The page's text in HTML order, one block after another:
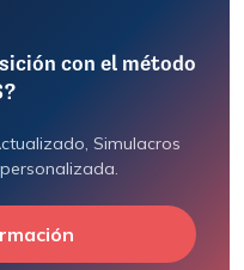
con el método
Simulacros